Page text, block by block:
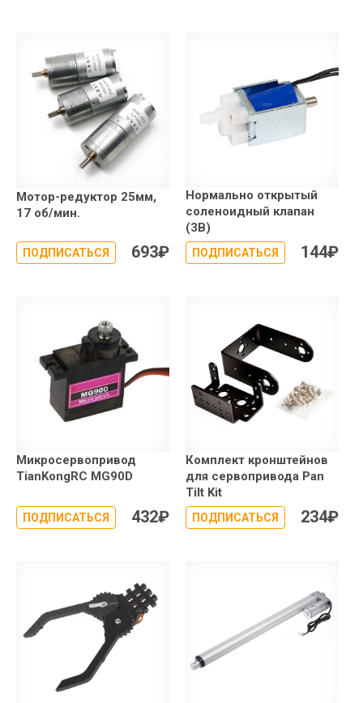
Мотор-редуктор 25мм,
17 об/мин.
ПОДПИСАТЬСЯ 693₽
Нормально открытый
соленоидный клапан
(3В)
ПОДПИСАТЬСЯ 144₽
Микросервопривод
TianKongRC MG90D
ПОДПИСАТЬСЯ 432₽
Комплект кронштейнов
для сервопривода Pan
Tilt Kit
ПОДПИСАТЬСЯ 234₽